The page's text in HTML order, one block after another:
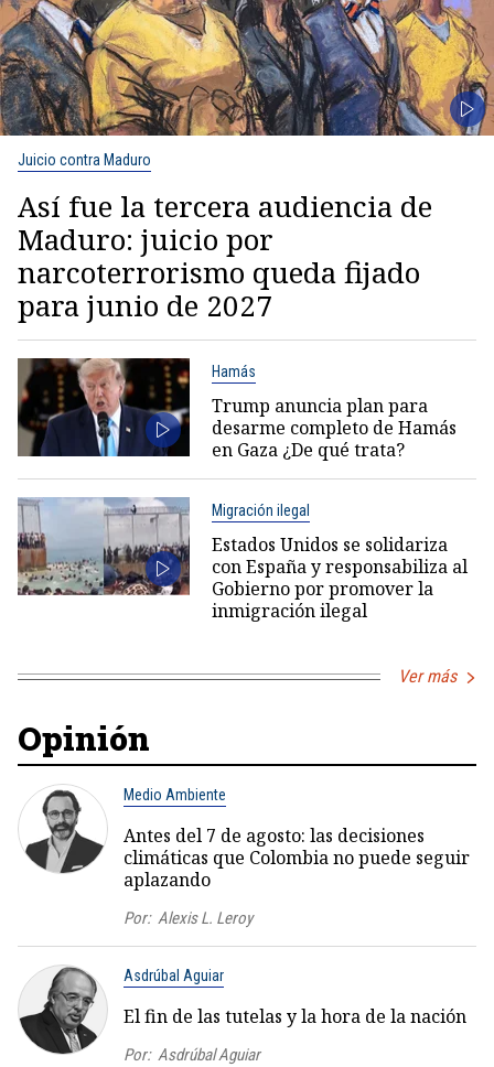
Juicio contra Maduro
Así fue la tercera audiencia de
Maduro: juicio por
narcoterrorismo queda fijado
para junio de 2027
Hamás
Trump anuncia plan para
desarme completo de Hamás
en Gaza ¿De qué trata?
Migración ilegal
Estados Unidos se solidariza
con España y responsabiliza al
Gobierno por promover la
inmigración ilegal
Ver más
Opinión
Medio Ambiente
Antes del 7 de agosto: las decisiones
climáticas que Colombia no puede seguir
aplazando
Por: Alexis L. Leroy
Asdrúbal Aguiar
El fin de las tutelas y la hora de la nación
Por: Asdrúbal Aguiar